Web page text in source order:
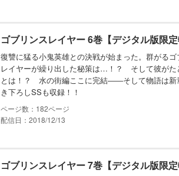
ゴブリンスレイヤー 6巻【デジタル版限定
復讐に猛る小鬼英雄との決戦が始まった。群がる
レイヤーが繰り出した秘策は…！？ そして彼がた
とは！？ 水の街編ここに完結――そして物語は
き下ろしSSも収録！！
182
配信日：2018/12/13
ゴブリンスレイヤー 7巻【デジタル版限定